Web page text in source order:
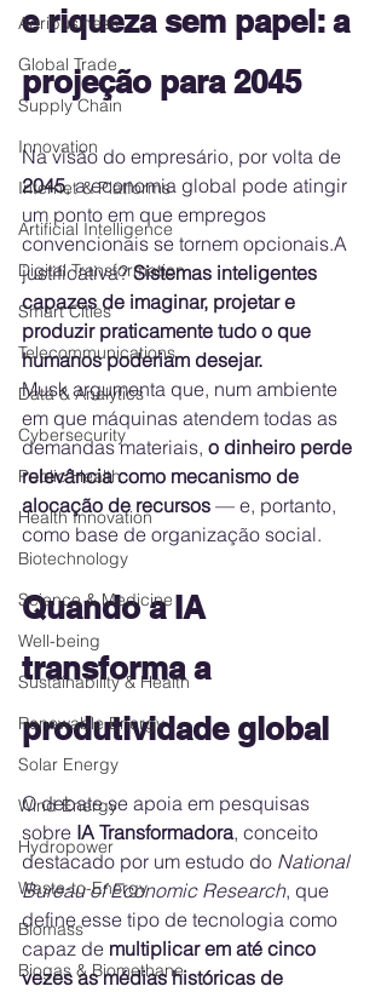
Agribusiness
Global Trade
Supply Chain
Innovation
Internet & Platforms
Artificial Intelligence
Digital Transformation
Smart Cities
Telecommunications
Data & Analytics
Cybersecurity
Public Health
Health Innovation
Biotechnology
Science & Medicine
Well-being
Sustainability & Health
Renewable Energy
Solar Energy
Wind Energy
Hydropower
Waste-to-Energy
Biomass
Biogas & Biomethane
e riqueza sem papel: a
projeção para 2045
Na visão do empresário, por volta de
2045, a economia global pode atingir
um ponto em que empregos
convencionais se tornem opcionais.A
justificativa? Sistemas inteligentes
capazes de imaginar, projetar e
produzir praticamente tudo o que
humanos poderiam desejar.
Musk argumenta que, num ambiente
em que máquinas atendem todas as
demandas materiais, o dinheiro perde
relevância como mecanismo de
alocação de recursos — e, portanto,
como base de organização social.
Quando a IA
transforma a
produtividade global
O debate se apoia em pesquisas
sobre IA Transformadora, conceito
destacado por um estudo do National
Bureau of Economic Research, que
define esse tipo de tecnologia como
capaz de multiplicar em até cinco
vezes as médias históricas de